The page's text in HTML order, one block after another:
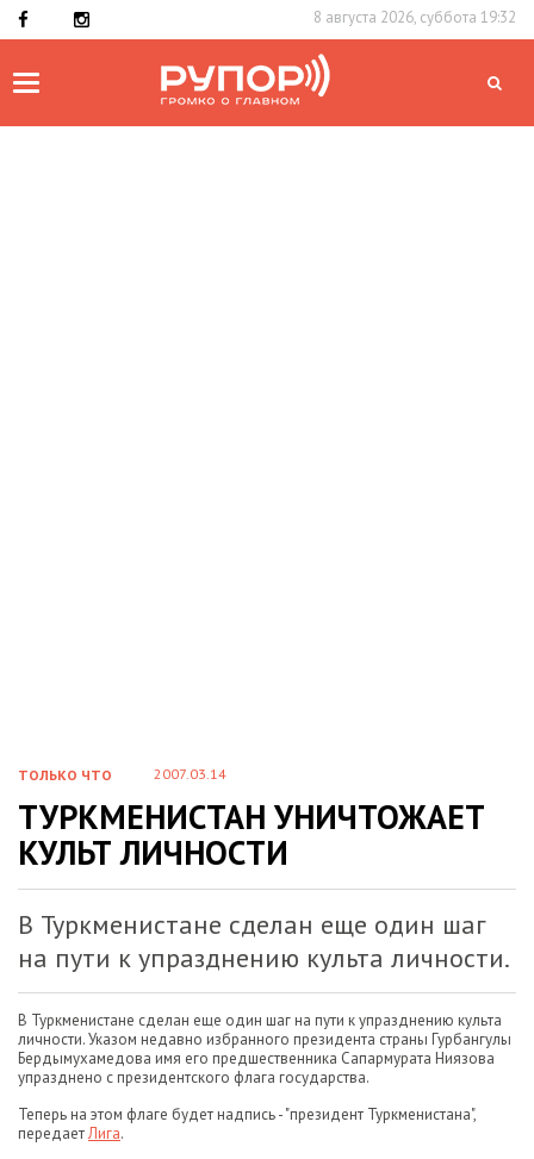
8 августа 2026, суббота 19:32
Toggle
ТОЛЬКО ЧТО 2007.03.14
ТУРКМЕНИСТАН УНИЧТОЖАЕТ
КУЛЬТ ЛИЧНОСТИ
В Туркменистане сделан еще один шаг
на пути к упразднению культа личности.
В Туркменистане сделан еще один шаг на пути к упразднению культа
личности. Указом недавно избранного президента страны Гурбангулы
Бердымухамедова имя его предшественника Сапармурата Ниязова
упразднено с президентского флага государства.
Теперь на этом флаге будет надпись - "президент Туркменистана",
передаетЛига.